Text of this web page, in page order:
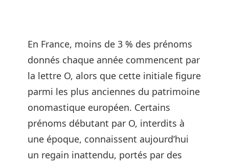
En France, moins de 3 % des prénoms
donnés chaque année commencent par
la lettre O, alors que cette initiale figure
parmi les plus anciennes du patrimoine
onomastique européen. Certains
prénoms débutant par O, interdits à
une époque, connaissent aujourd’hui
un regain inattendu, portés par des